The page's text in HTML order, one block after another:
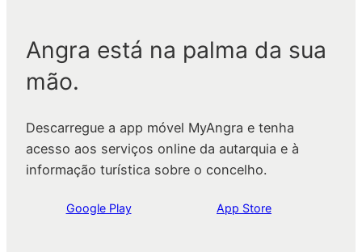
Angra está na palma da sua
mão.
Descarregue a app móvel MyAngra e tenha
acesso aos serviços online da autarquia e à
informação turística sobre o concelho.
Google Play App Store